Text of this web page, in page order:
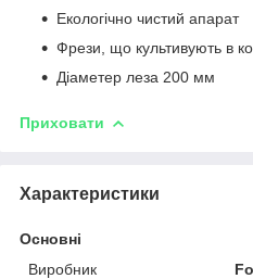
Екологічно чистий апарат
Фрези, що культивують в
Діаметер леза 200 мм
Приховати
Характеристики
Основні
Виробник